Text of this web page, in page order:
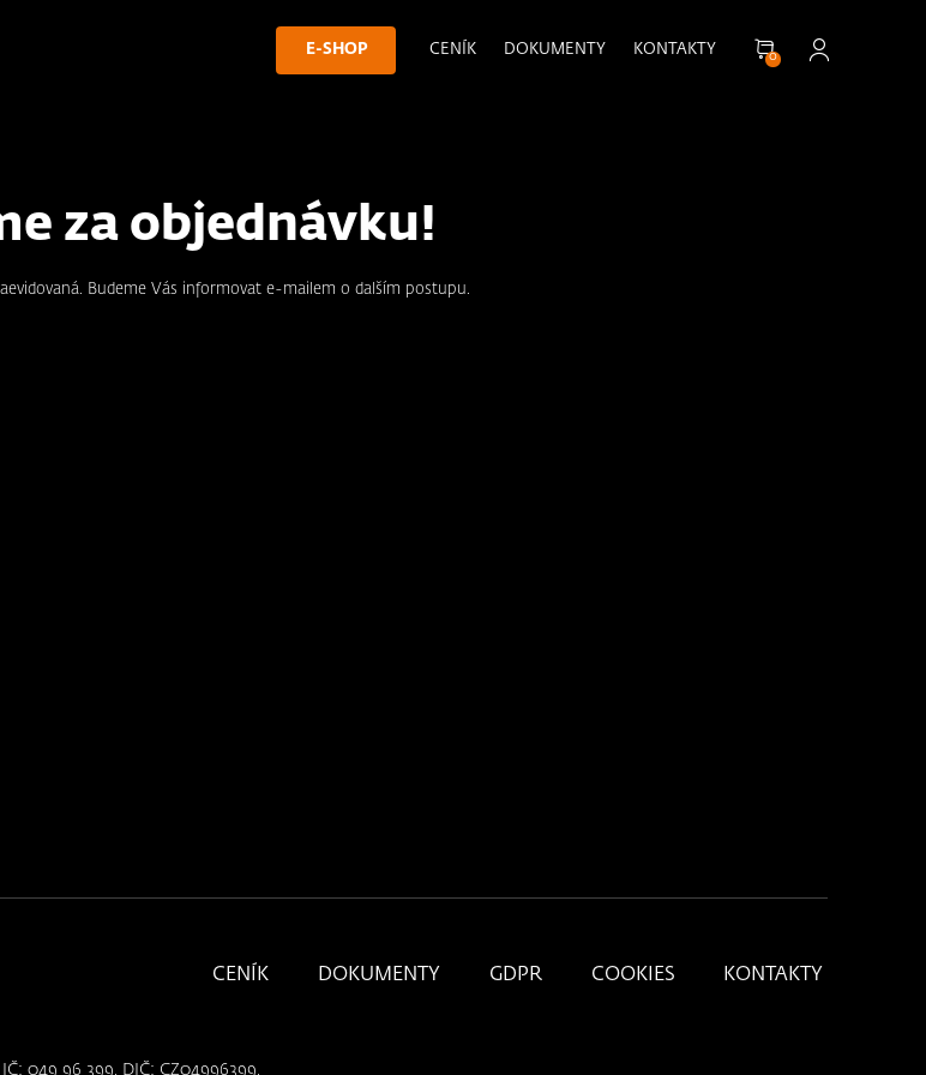
E-SHOP CENÍK DOKUMENTY KONTAKTY 0
za objednávku!
Budeme Vás informovat e-mailem o dalším postupu.
CENÍK DOKUMENTY GDPR COOKIES KONTAKTY
049 96 399, DIČ: CZ04996399,